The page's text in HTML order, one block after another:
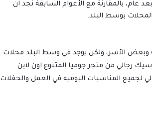
عام، بالمقارنة مع الأعوام السابقة نجد ان
بوسط البلد.
الشرائح الاجتماعية وبعض الأسر، ولكن يوجد في وسط البلد محلات
رجالي من متجر جوميا المتنوع اون لاين.
لجميع المناسبات اليوميه في العمل والحفلات